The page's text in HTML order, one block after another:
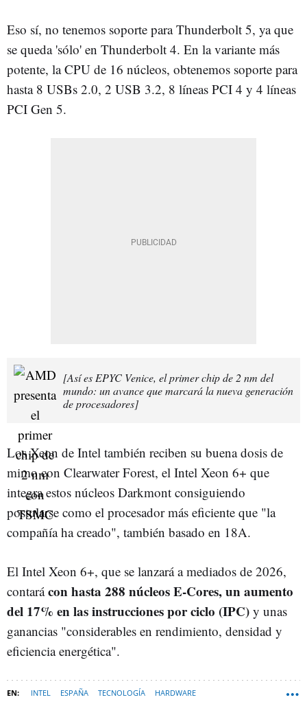
Eso sí, no tenemos soporte para Thunderbolt 5, ya que
se queda 'sólo' en Thunderbolt 4. En la variante más
potente, la CPU de 16 núcleos, obtenemos soporte para
hasta 8 USBs 2.0, 2 USB 3.2, 8 líneas PCI 4 y 4 líneas
PCI Gen 5.
[Así es EPYC Venice, el primer chip de 2 nm del
mundo: un avance que marcará la nueva generación
de procesadores]
Los Xeon de Intel también reciben su buena dosis de
mimo con Clearwater Forest, el Intel Xeon 6+ que
integra estos núcleos Darkmont consiguiendo
postularse como el procesador más eficiente que "la
compañía ha creado", también basado en 18A.
El Intel Xeon 6+, que se lanzará a mediados de 2026,
contarácon hasta 288 núcleos E-Cores, un aumento
del 17% en las instrucciones por ciclo (IPC) y unas
ganancias "considerables en rendimiento, densidad y
eficiencia energética".
INTEL ESPAÑA TECNOLOGÍA HARDWARE